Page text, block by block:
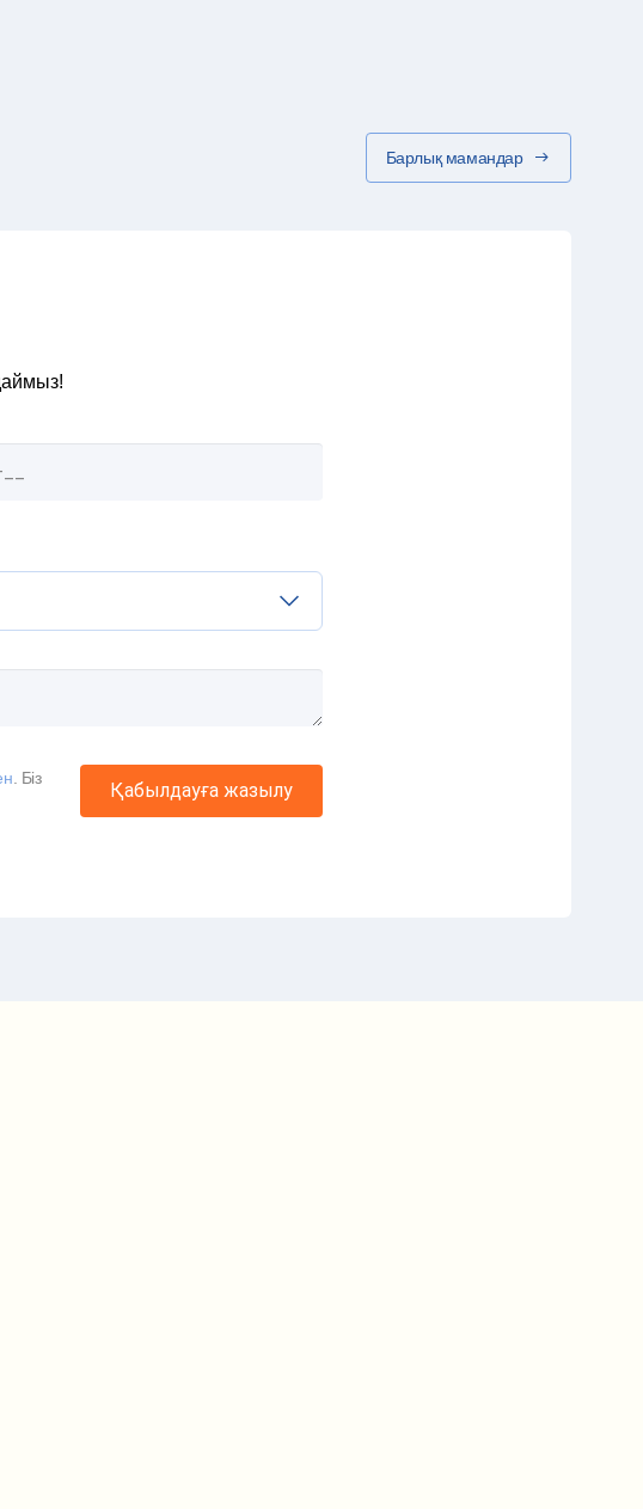
Барлық мамандар
. Біз
Қабылдауға жазылу